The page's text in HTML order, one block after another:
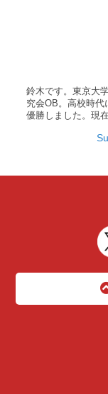
鈴木です。東京大
究会OB。高校時
優勝しました。現